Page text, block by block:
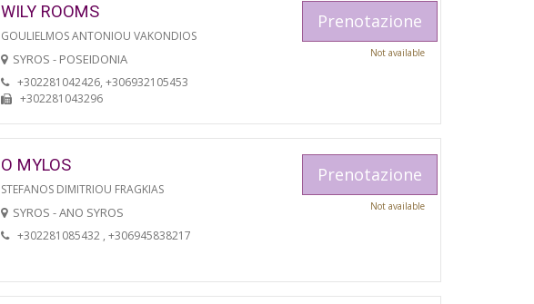
WILY ROOMS
GOULIELMOS ANTONIOU VAKONDIOS
SYROS - POSEIDONIA
+302281042426, +306932105453
+302281043296
Prenotazione
Not available
O MYLOS
STEFANOS DIMITRIOU FRAGKIAS
SYROS - ANO SYROS
+302281085432 , +306945838217
Prenotazione
Not available